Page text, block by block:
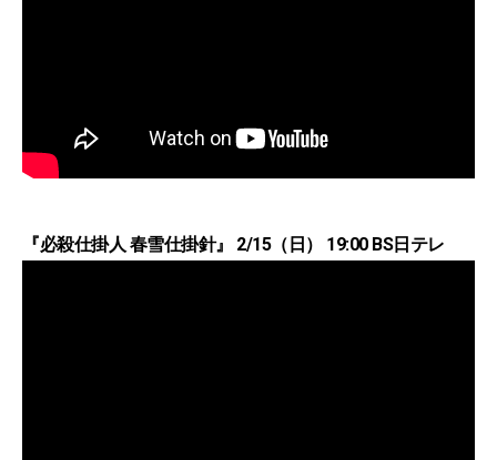
『必殺仕掛人 春雪仕掛針』 2/15（日） 19:00 BS日テレ